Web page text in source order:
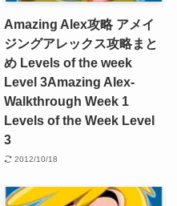
Amazing Alex攻略 アメイ
ジングアレックス攻略まと
め Levels of the week
Level 3Amazing Alex-
Walkthrough Week 1
Levels of the Week Level
3
2012/10/18